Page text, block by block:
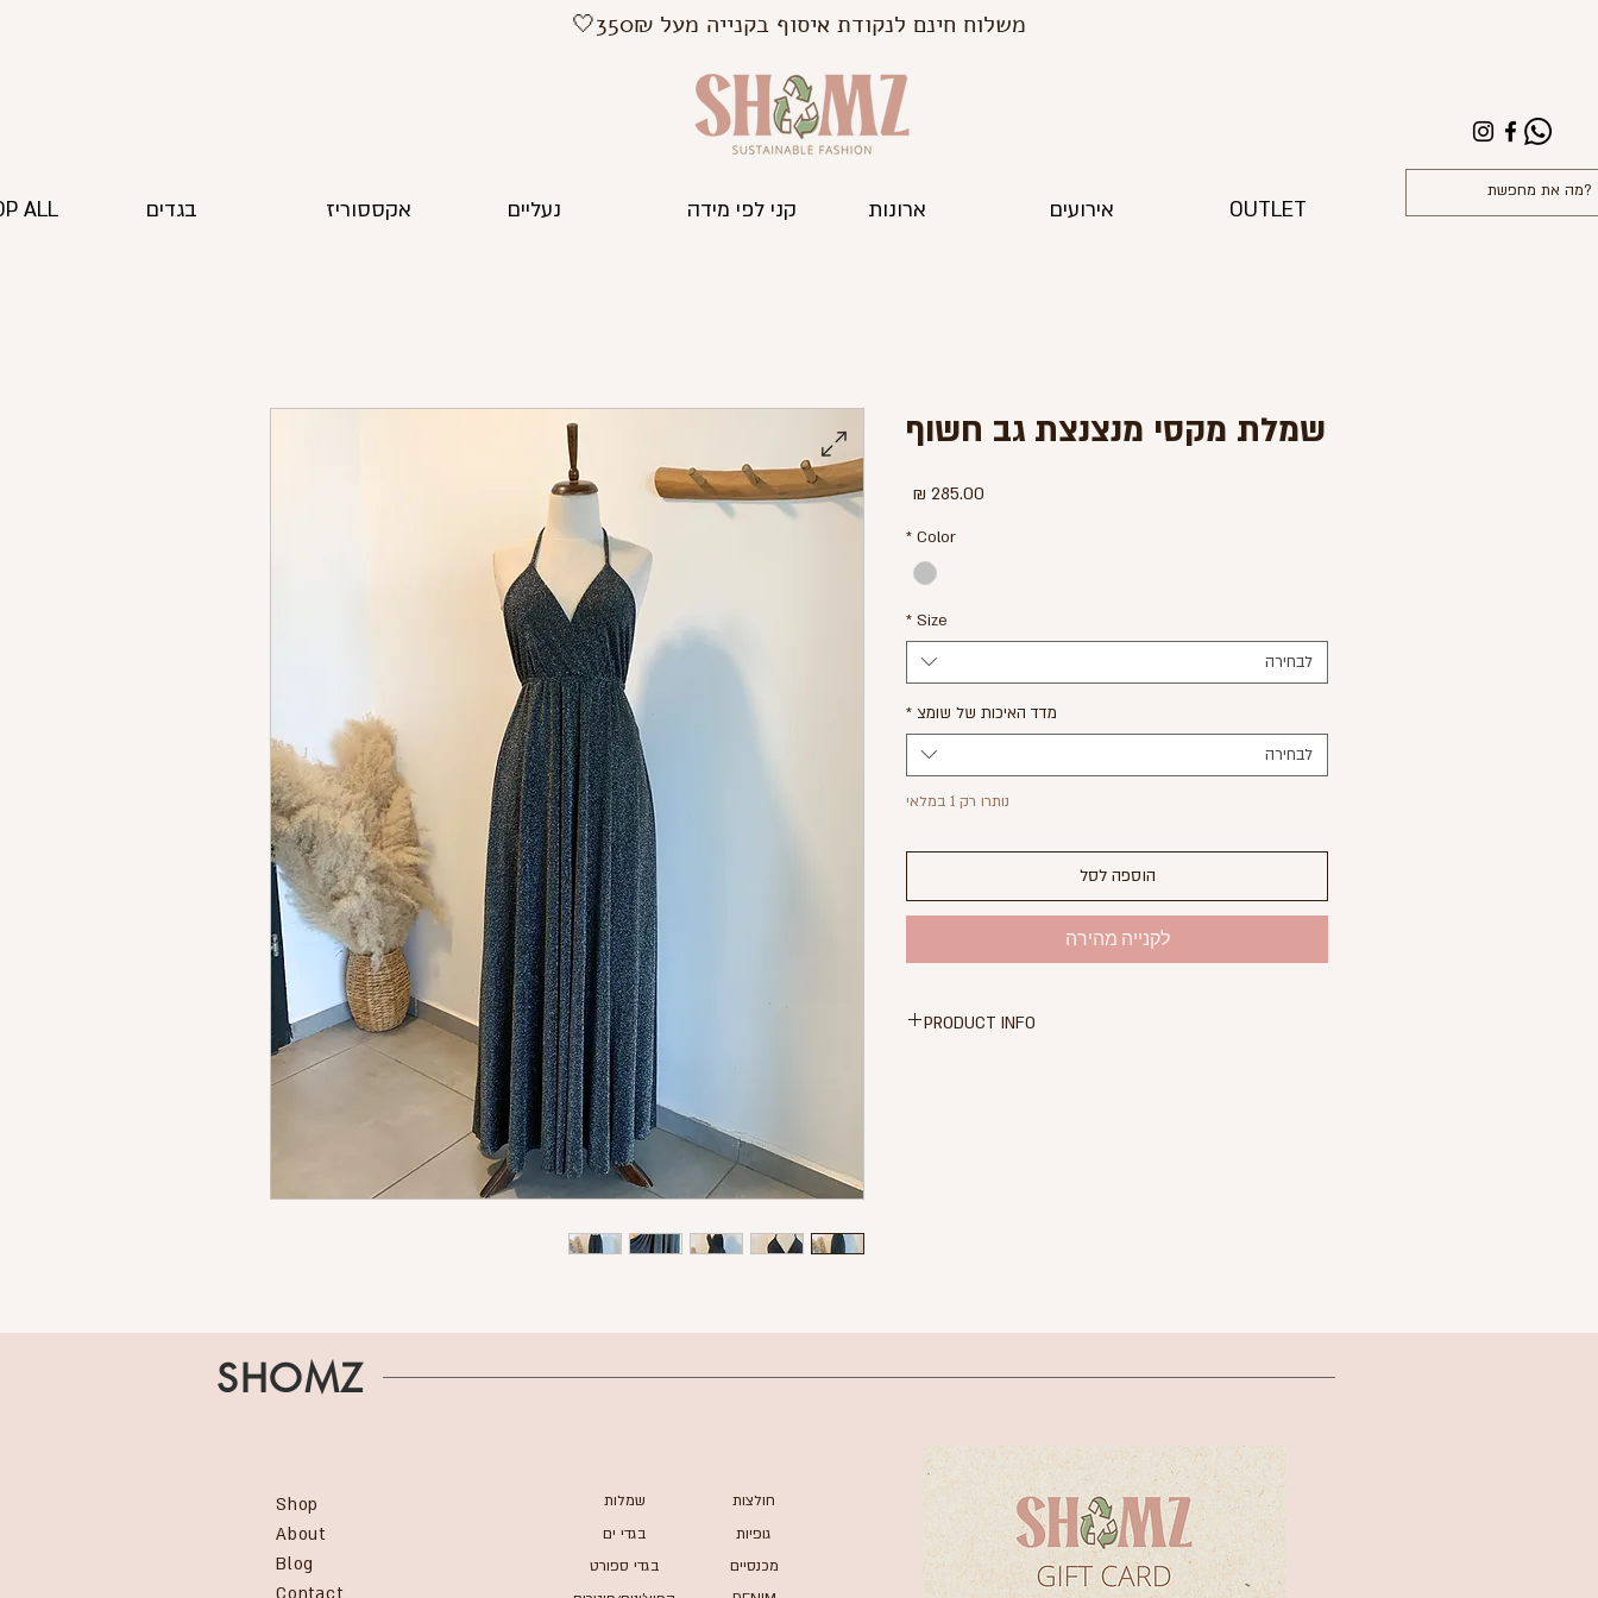
משלוח חינם לנקודת איסוף בקנייה מעל 350₪🤍
ALL בגדים אקססוריז נעליים קני לפי מידה ארונות אירועים OUTLET
שמלת מקסי מנצנצת גב חשוף
Color
*
Size
*
לבחירה
מדד האיכות של שומצ *
לבחירה
נותרו רק 1 במלאי
הוספה לסל
לקנייה מהירה
PRODUCT INFO
SHOMZ
Shop
About
Blog
חולצות
גופיות
מכנסיים
שמלות
בגדי ים
בגדי ספורט